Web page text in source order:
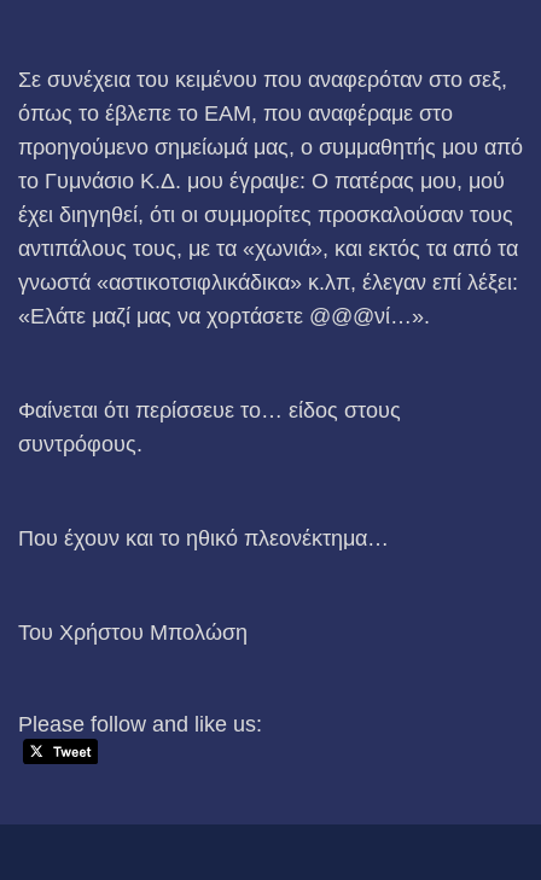
Σε συνέχεια του κειμένου που αναφερόταν στο σεξ,
όπως το έβλεπε το ΕΑΜ, που αναφέραμε στο
προηγούμενο σημείωμά μας, ο συμμαθητής μου από
το Γυμνάσιο Κ.Δ. μου έγραψε: Ο πατέρας μου, μού
έχει διηγηθεί, ότι οι συμμορίτες προσκαλούσαν τους
αντιπάλους τους, με τα «χωνιά», και εκτός τα από τα
γνωστά «αστικοτσιφλικάδικα» κ.λπ, έλεγαν επί λέξει:
«Ελάτε μαζί μας να χορτάσετε @@@νί…».
Φαίνεται ότι περίσσευε το… είδος στους
συντρόφους.
Που έχουν και το ηθικό πλεονέκτημα…
Του Χρήστου Μπολώση
Please follow and like us: